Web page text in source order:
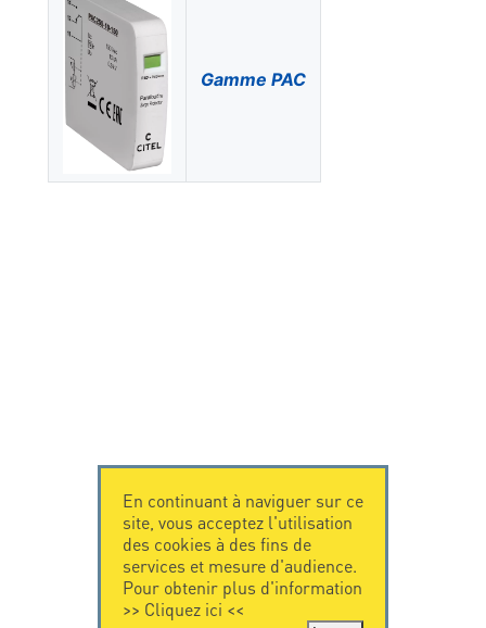
Gamme PAC
En continuant à naviguer sur ce
site, vous acceptez l'utilisation
des cookies à des fins de
services et mesure d'audience.
Pour obtenir plus d'information
>> Cliquez ici <<